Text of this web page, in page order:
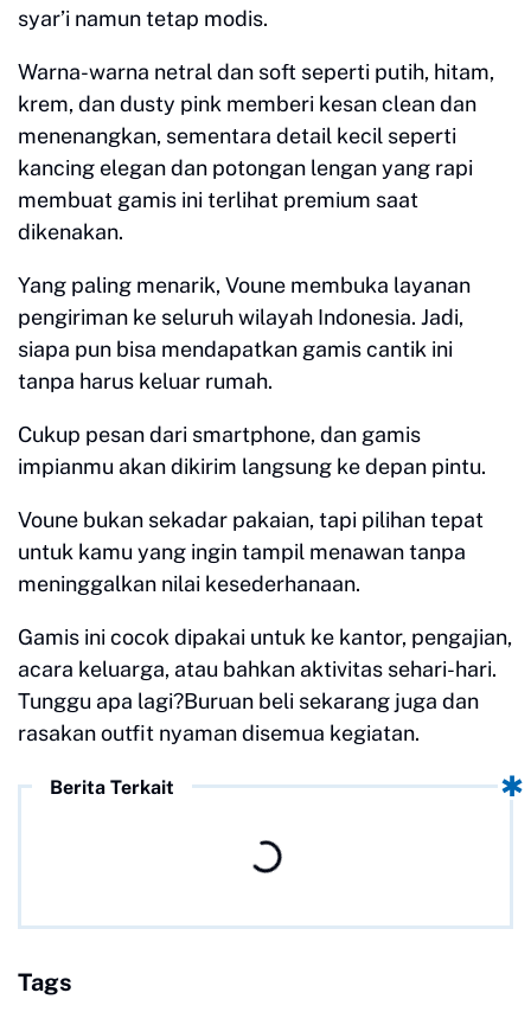
syar’i namun tetap modis.
Warna-warna netral dan soft seperti putih, hitam,
krem, dan dusty pink memberi kesan clean dan
menenangkan, sementara detail kecil seperti
kancing elegan dan potongan lengan yang rapi
membuat gamis ini terlihat premium saat
dikenakan.
Yang paling menarik, Voune membuka layanan
pengiriman ke seluruh wilayah Indonesia. Jadi,
siapa pun bisa mendapatkan gamis cantik ini
tanpa harus keluar rumah.
Cukup pesan dari smartphone, dan gamis
impianmu akan dikirim langsung ke depan pintu.
Voune bukan sekadar pakaian, tapi pilihan tepat
untuk kamu yang ingin tampil menawan tanpa
meninggalkan nilai kesederhanaan.
Gamis ini cocok dipakai untuk ke kantor, pengajian,
acara keluarga, atau bahkan aktivitas sehari-hari.
Tunggu apa lagi?Buruan beli sekarang juga dan
rasakan outfit nyaman disemua kegiatan.
Berita Terkait
Tags